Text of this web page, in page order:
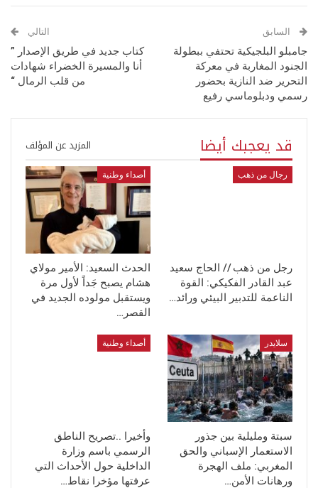
السابق
جامبلو البلجيكية تحتفي ببطولة
الجنود المغاربة في معركة
التحرير ضد النازية بحضور
رسمي ودبلوماسي رفيع
التالي
كتاب جديد في طريق الإصدار ”
أنا والمسيرة الخضراء شهادات
من قلب الرمال “
قد يعجبك أيضا المزيد عن المؤلف
رجال من ذهب
رجل من ذهب // الحاج سعيد
عبد القادر الفكيكي: القوة
الناعمة للتدبير البيئي ورائد…
أصداء وطنية
الحدث السعيد: الأمير مولاي
هشام يصبح جَداً لأول مرة
ويستقبل مولوده الجديد في
القصر…
سلايدر
سبتة ومليلية بين جذور
الاستعمار الإسباني والحق
المغربي: ملف الهجرة
ورهانات الأمن…
أصداء وطنية
وأخيرا ..تصريح الناطق
الرسمي باسم وزارة
الداخلية حول الأحداث التي
عرفتها مؤخرا نقاط…